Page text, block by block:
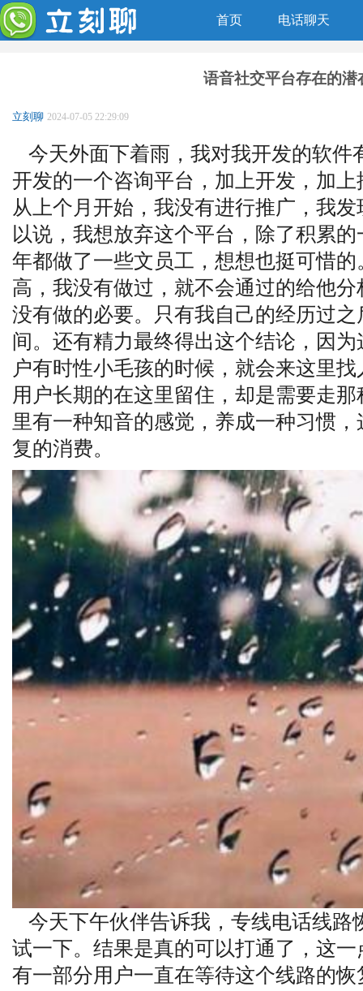
首页 电话聊天
语音社交平台存在的潜
立刻聊 2024-07-05 22:29:09
今天外面下着雨，我对我开发的软件
开发的一个咨询平台，加上开发，加
从上个月开始，我没有进行推广，我
以说，我想放弃这个平台，除了积累
年都做了一些文员工，想想也挺可惜
高，我没有做过，就不会通过的给他
没有做的必要。只有我自己的经历过
间。还有精力最终得出这个结论，因
户有时性小毛孩的时候，就会来这里
用户长期的在这里留住，却是需要走
里有一种知音的感觉，养成一种习惯
复的消费。
今天下午伙伴告诉我，专线电话线路
试一下。结果是真的可以打通了，这
有一部分用户一直在等待这个线路的